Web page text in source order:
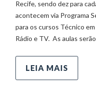
Recife, sendo dez para
acontecem via Programa
para os cursos Técnico
Rádio e TV. As aulas serão
LEIA MAIS